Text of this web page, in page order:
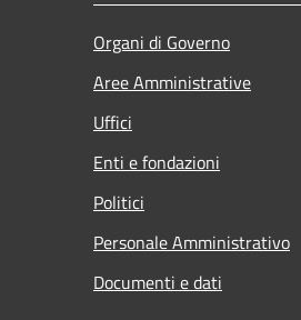
Organi di Governo
Aree Amministrative
Uffici
Enti e fondazioni
Politici
Personale Amministrativo
Documenti e dati